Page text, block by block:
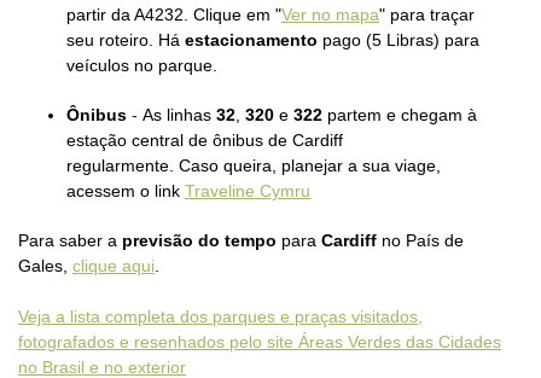
partir da A4232. Clique em "Ver no mapa" para traçar
seu roteiro. Há estacionamento pago (5 Libras) para
veículos no parque.
Ônibus - As linhas 32 320 e 322 partem e chegam à
estação central de ônibus de Cardiff
regularmente. Caso queira, planejar a sua viage,
acessem o link Traveline Cymru
Para saber a previsão do tempo para Cardiff no País de
Gales, clique aqui
Veja a lista completa dos parques e praças visitados,
fotografados e resenhados pelo site Áreas Verdes das Cidades
no Brasil e no exterior